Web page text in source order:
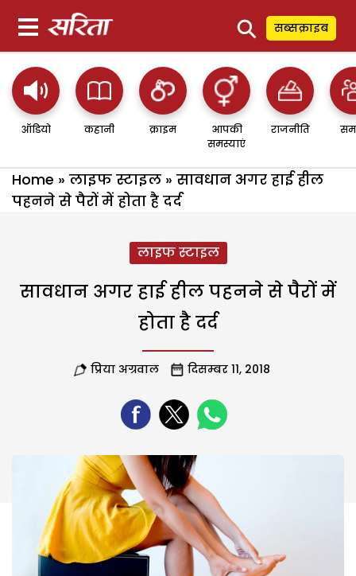
⚲ सब्सक्राइब
ऑडियो कहानी क्राइम
आपकी
समस्याएं
राजनीति
Home » लाइफ स्टाइल » सावधान अगर हाई हील
पहनने से पैरों में होता है दर्द
लाइफ स्टाइल
सावधान अगर हाई हील पहनने से पैरों में
होता है दर्द
प्रिया अग्रवाल दिसम्बर 11, 2018